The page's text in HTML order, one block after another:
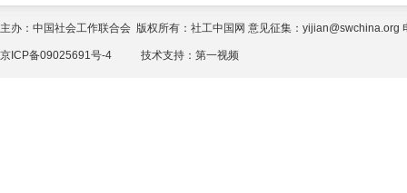
主办：中国社会工作联合会 版权所有：社工中国网 意见征集：yijian@swchina.org
京ICP备09025691号-4 技术支持： 第一视频